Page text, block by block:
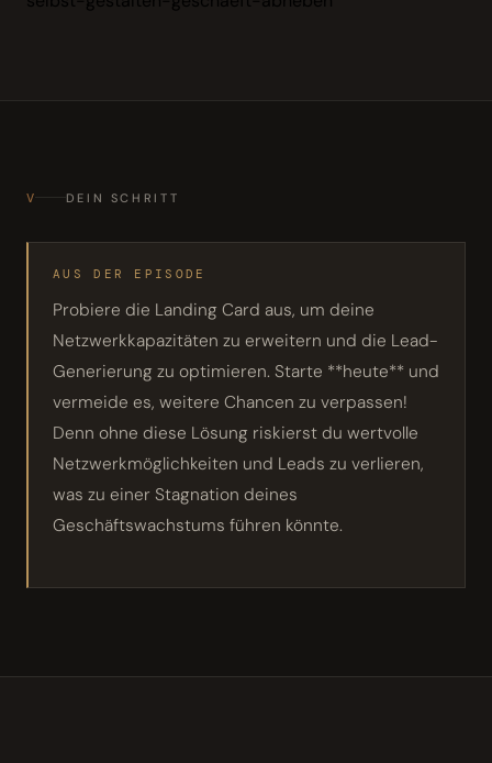
V DEIN SCHRITT
AUS DER EPISODE
Probiere die Landing Card aus, um deine
Netzwerkkapazitäten zu erweitern und die Lead-
Generierung zu optimieren. Starte **heute** und
vermeide es, weitere Chancen zu verpassen!
Denn ohne diese Lösung riskierst du wertvolle
Netzwerkmöglichkeiten und Leads zu verlieren,
was zu einer Stagnation deines
Geschäftswachstums führen könnte.